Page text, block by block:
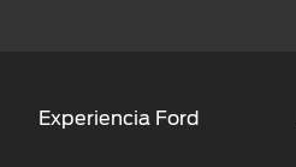
Experiencia Ford